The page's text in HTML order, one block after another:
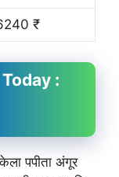
₹
Today :
पपीता अंगूर